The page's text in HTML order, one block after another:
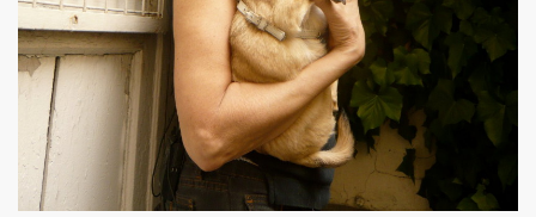
ET LE DRAGON ALL STARS + CATASTROPHE
ADRIAN, concert litteraire "Hotel Roma" le 4 avril
THOURY, concerts "MONOMANIAQUES" en power
2024" le 21 mars 2025 a La Cigale (Paris) : chronique